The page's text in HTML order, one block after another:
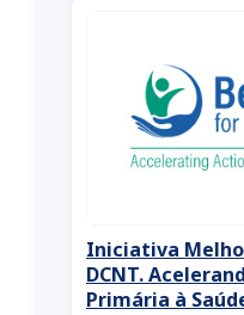
Iniciativa
DCNT.
Primária à